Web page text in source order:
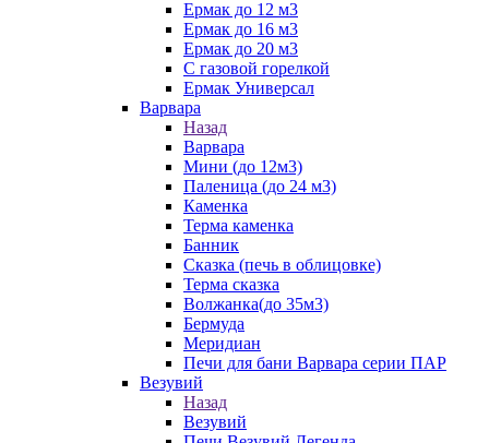
Ермак до 12 м3
Ермак до 16 м3
Ермак до 20 м3
С газовой горелкой
Ермак Универсал
Варвара
Назад
Варвара
Мини (до 12м3)
Паленица (до 24 м3)
Каменка
Терма каменка
Банник
Сказка (печь в облицовке)
Терма сказка
Волжанка(до 35м3)
Бермуда
Меридиан
Печи для бани Варвара серии ПАР
Везувий
Назад
Везувий